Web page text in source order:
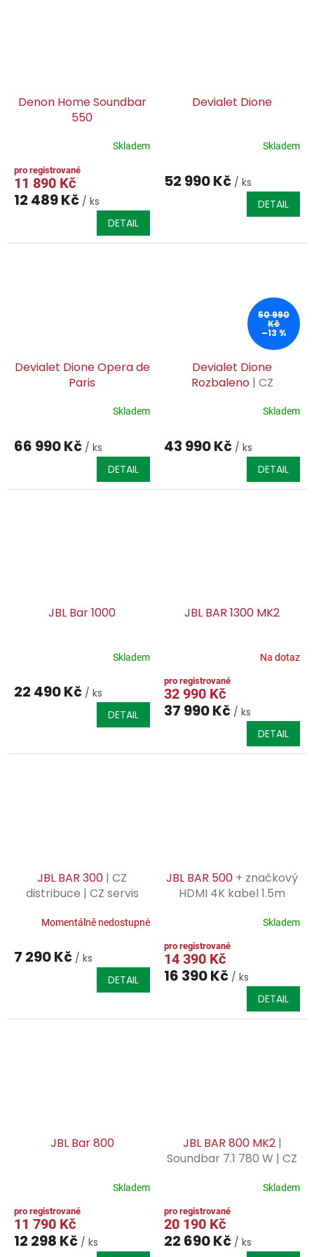
Denon Home Soundbar
550
Skladem
11 890 Kč
12 489 Kč / ks
DETAIL
Devialet Dione
Skladem
52 990 Kč / ks
DETAIL
Devialet Dione Opera de
Paris
Skladem
66 990 Kč / ks
DETAIL
50 990
Kč
–13 %
Devialet Dione
Rozbaleno | CZ
Skladem
43 990 Kč / ks
DETAIL
JBL Bar 1000
Skladem
22 490 Kč / ks
DETAIL
JBL BAR 1300 MK2
Na dotaz
32 990 Kč
37 990 Kč / ks
DETAIL
JBL BAR 300 | CZ
distribuce | CZ servis
Momentálně nedostupné
7 290 Kč / ks
DETAIL
JBL BAR 500 + značkový
HDMI 4K kabel 1.5m
Skladem
14 390 Kč
16 390 Kč / ks
DETAIL
JBL Bar 800
Skladem
11 790 Kč
12 298 Kč / ks
JBL BAR 800 MK2 |
Soundbar 7.1 780 W | CZ
Skladem
20 190 Kč
22 690 Kč / ks